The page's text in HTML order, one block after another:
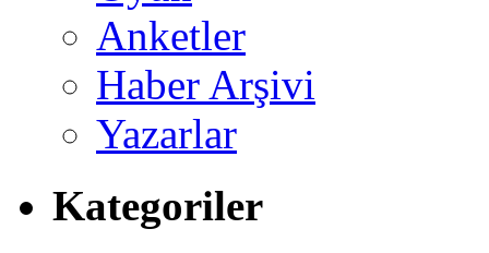
Anketler
Haber Arşivi
Yazarlar
Kategoriler